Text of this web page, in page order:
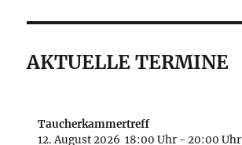
AKTUELLE TERMINE
Taucherkammertreff
12. August 2026 18:00 Uhr -20:00 Uhr